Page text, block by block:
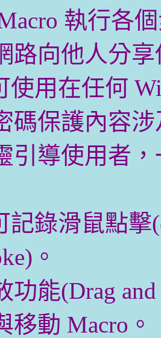
執行各
路向他人分享
使用在任何
碼保護內容
引導使用者
記錄滑鼠點
。
功能(Drag
移動 Macro。